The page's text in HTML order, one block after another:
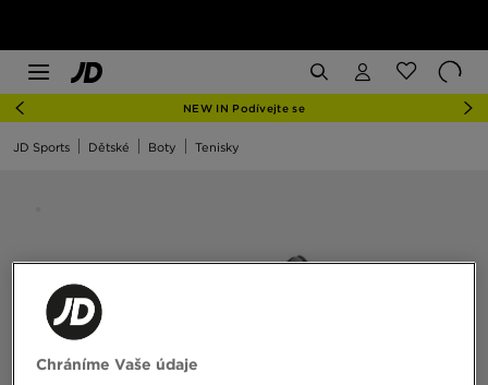
NEW IN Podívejte se
JD Sports Dětské Boty Tenisky
Chráníme Vaše údaje